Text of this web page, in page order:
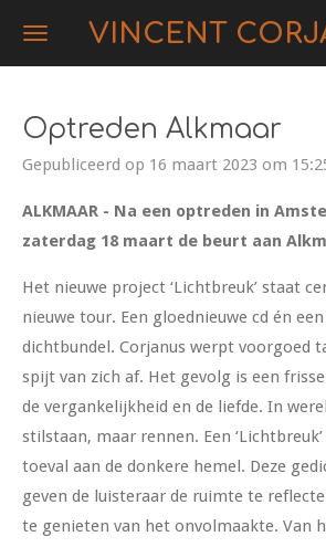
Ga
de
hoofdinhoud
VINCENT
Optreden Alkmaar
Gepubliceerd op 16 maart 2023 om
ALKMAAR - Na een optreden in
zaterdag 18 maart de beurt aan
Het nieuwe project ‘Lichtbreuk’ staat
nieuwe tour. Een gloednieuwe cd én
dichtbundel. Corjanus werpt voorgoed
spijt van zich af. Het gevolg is een
de vergankelijkheid en de liefde. In
stilstaan, maar rennen. Een
toeval aan de donkere hemel. Deze
geven de luisteraar de ruimte te
te genieten van het onvolmaakte. Van